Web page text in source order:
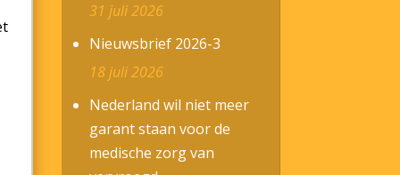
31 juli 2026
Nieuwsbrief 2026-3
18 juli 2026
Nederland wil niet meer
garant staan voor de
medische zorg van